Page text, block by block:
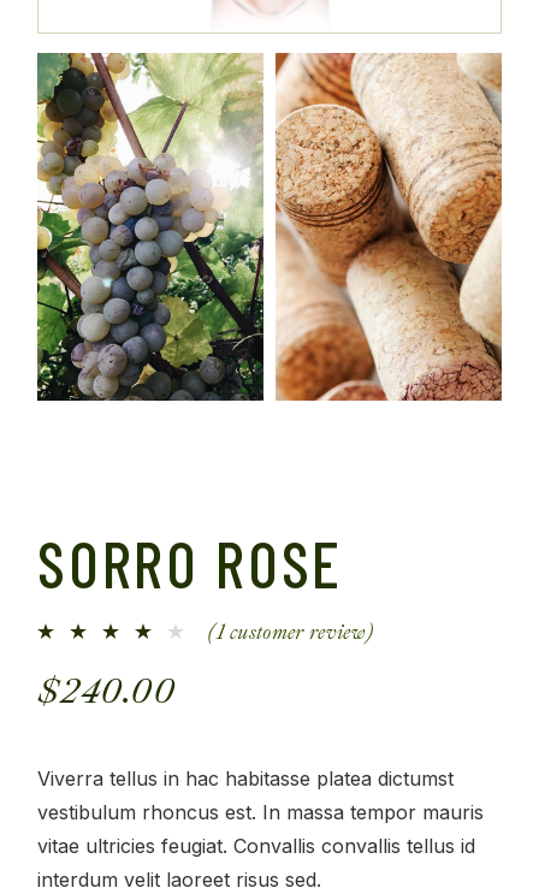
SORRO ROSE
(1customer review)
$240.00
Viverra tellus in hac habitasse platea dictumst
vestibulum rhoncus est. In massa tempor mauris
vitae ultricies feugiat. Convallis convallis tellus id
interdum velit laoreet risus sed.